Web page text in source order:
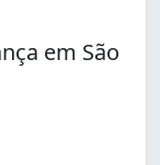
em São